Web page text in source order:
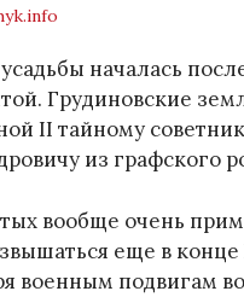
началась
Грудиновские
II тайному
из графского
вообще очень
еще в конце
военным подвигам